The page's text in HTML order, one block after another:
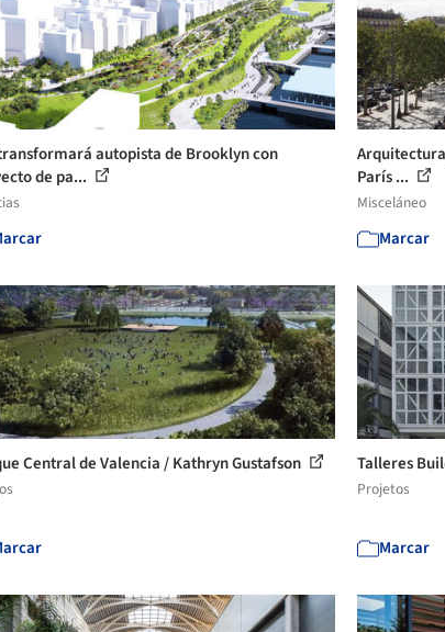
autopista de Brooklyn con
de pa...
París ...
Misceláneo
Marcar
Central de Valencia / Kathryn Gustafson Talleres
Projetos
Marcar